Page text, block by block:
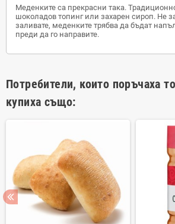
Меденките са прекрасни така.
шоколадов топинг или захарен сироп. Не
заливате, меденките трябва да бъдат
преди да го направите.
Потребители, които поръчаха
купиха също: